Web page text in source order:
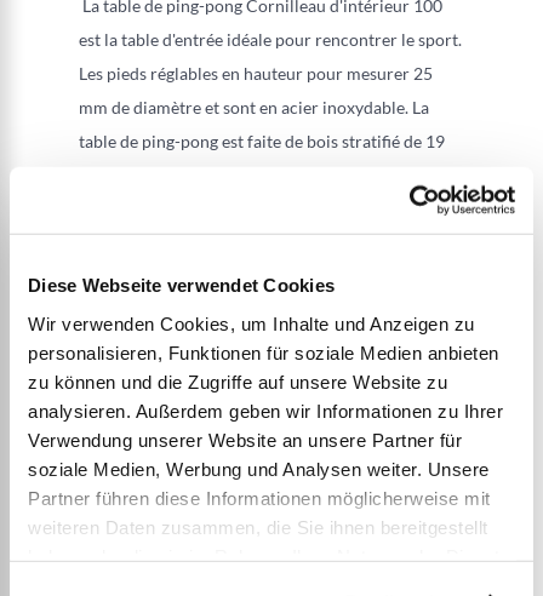
Diese Webseite verwendet Cookies
Wir verwenden Cookies, um Inhalte und Anzeigen zu
personalisieren, Funktionen für soziale Medien anbieten
zu können und die Zugriffe auf unsere Website zu
analysieren. Außerdem geben wir Informationen zu Ihrer
Verwendung unserer Website an unsere Partner für
soziale Medien, Werbung und Analysen weiter. Unsere
Partner führen diese Informationen möglicherweise mit
weiteren Daten zusammen, die Sie ihnen bereitgestellt
La table de ping-pong Cornilleau d'intérieur 100
est la table d'entrée idéale pour rencontrer le sport.
Les pieds réglables en hauteur pour mesurer 25
mm de diamètre et sont en acier inoxydable. La
table de ping-pong est faite de bois stratifié de 19
très compact et présente un tennis de table pliable
PLUS D’INFORMATION
Plus
d’information
14.21266
449,00 CHF